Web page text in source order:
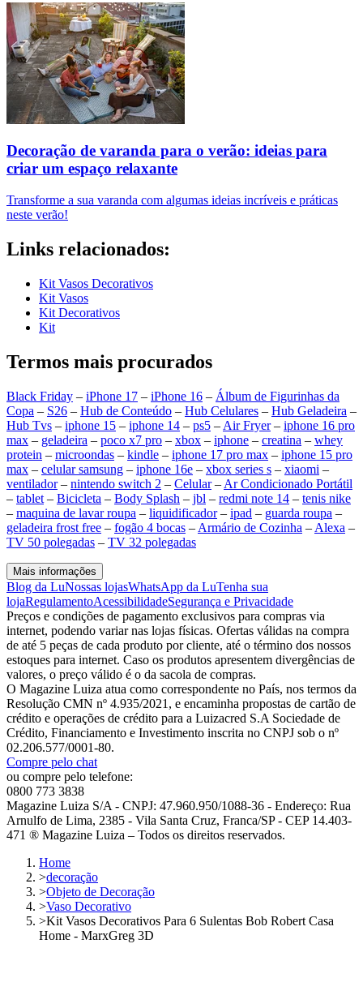
Decoração de varanda para o verão: ideias para
criar um espaço relaxante
Transforme a sua varanda com algumas ideias incríveis e práticas
neste verão!
Links relacionados:
Kit Vasos Decorativos
Kit Vasos
Kit Decorativos
Kit
Termos mais procurados
Black Friday – iPhone 17 – iPhone 16 – Álbum de Figurinhas da
Copa – S26 – Hub de Conteúdo – Hub Celulares – Hub Geladeira –
Hub Tvs – iphone 15 – iphone 14 – ps5 – Air Fryer– iphone 16 pro
max – geladeira – poco x7 pro – xbox – iphone – creatina – whey
protein – microondas – kindle – iphone 17 pro max – iphone 15 pro
max – celular samsung – iphone 16e – xbox series s – xiaomi –
ventilador– nintendo switch 2 – Celular– Ar Condicionado Portátil
– tablet – Bicicleta – Body Splash – jbl – redmi note 14 – tenis nike
– maquina de lavar roupa – liquidificador– ipad – guarda roupa –
geladeira frost free – fogão 4 bocas – Armário de Cozinha – Alexa –
TV 50 polegadas – TV 32 polegadas
Mais informações
Blog da LuNossas lojasWhatsApp da LuTenha sua
lojaRegulamentoAcessibilidadeSegurança e Privacidade
Preços e condições de pagamento exclusivos para compras via
internet, podendo variar nas lojas físicas. Ofertas válidas na compra
de até 5 peças de cada produto por cliente, até o término dos nossos
estoques para internet. Caso os produtos apresentem divergências de
valores, o preço válido é o da sacola de compras.
O Magazine Luiza atua como correspondente no País, nos termos da
Resolução CMN nº 4.935/2021, e encaminha propostas de cartão de
crédito e operações de crédito para a Luizacred S.A Sociedade de
Crédito, Financiamento e Investimento inscrita no CNPJ sob o nº
02.206.577/0001-80.
Compre pelo chat
ou compre pelo telefone:
0800 773 3838
Magazine Luiza S/A - CNPJ: 47.960.950/1088-36 - Endereço: Rua
Arnulfo de Lima, 2385 - Vila Santa Cruz, Franca/SP - CEP 14.403-
471 ® Magazine Luiza – Todos os direitos reservados.
Home
>decoração
>Objeto de Decoração
>Vaso Decorativo
>Kit Vasos Decorativos Para 6 Sulentas Bob Robert Casa
Home - MarxGreg 3D